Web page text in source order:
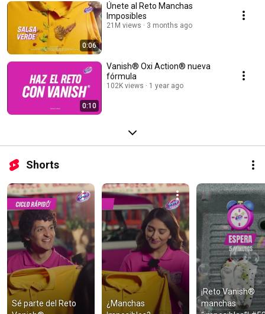
0:06
Únete al Reto Manchas
Imposibles
21M views 3 months ago
0:10
Vanish® Oxi Action® nueva
fórmula
102K views 1 year ago
Shorts
Sé parte del Reto
¿Manchas
¡Reto Vanish®
manchas